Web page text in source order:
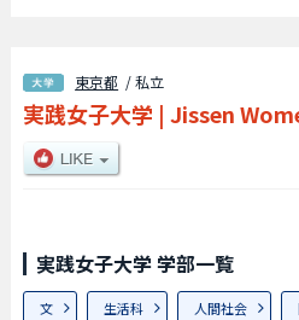
東京都 / 私立
実践女子大学 | Jissen
実践女子大学 学部一覧
文 生活科 人間社会